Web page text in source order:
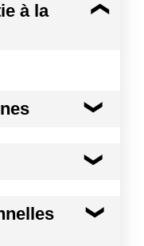
à la
de calcium, fer,
huile de palme,
de colza, agent de
entre 0 et